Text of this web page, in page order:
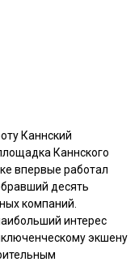
Каннский
Каннского
впервые работал
десять
компаний.
интерес
экшену